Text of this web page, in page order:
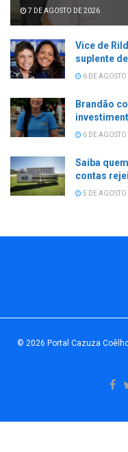
7 DE AGOSTO DE 2026
Vice de
suplente
6 DE
Brandão
6 DE
Saiba
contas
5 DE
© 2026 Portal Cazuza